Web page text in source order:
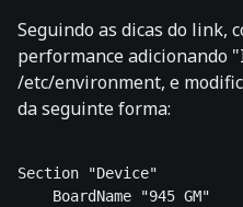
Seguindo as dicas do link,
performance adicionando
/etc/environment, e
da seguinte forma:
Section "Device"
    BoardName "945 GM"